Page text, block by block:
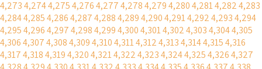
4,2734,2744,2754,2764,2774,2784,2794,2804,2814,2824,283
4,2844,2854,2864,2874,2884,2894,2904,2914,2924,2934,294
4,2954,2964,2974,2984,2994,3004,3014,3024,3034,3044,305
4,3064,3074,3084,3094,3104,3114,3124,3134,3144,3154,316
4,3174,3184,3194,3204,3214,3224,3234,3244,3254,3264,327